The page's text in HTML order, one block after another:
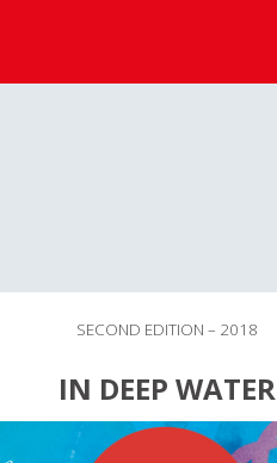
SECOND EDITION – 2018
IN DEEP WATER